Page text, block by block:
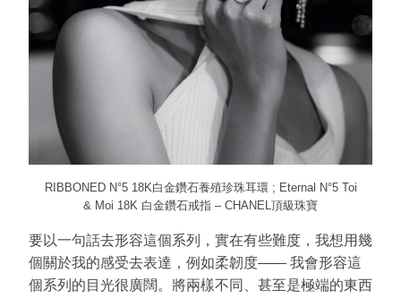
RIBBONED N°5 18K白金鑽石養殖珍珠耳環 ; Eternal N°5 Toi
& Moi 18K 白金鑽石戒指 – CHANEL頂級珠寶
要以一句話去形容這個系列，實在有些難度，我想用幾
個關於我的感受去表達，例如柔韌度—— 我會形容這
個系列的目光很廣闊。將兩樣不同、甚至是極端的東西